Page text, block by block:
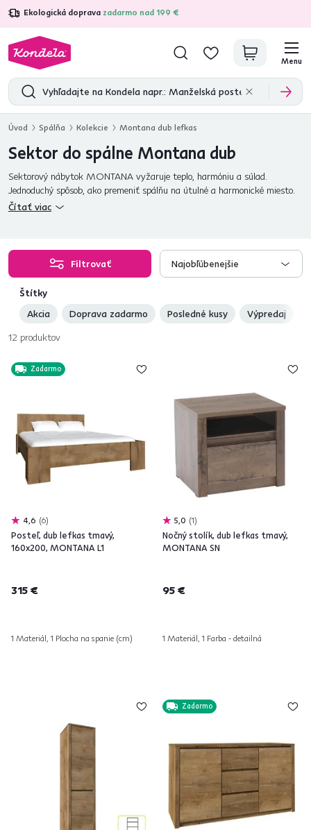
Ekologická doprava zadarmo nad 199 €
4,7 31 285overených produktových recenzií
Menu
Úvod Spálňa Kolekcie Montana dub lefkas
Sektor do spálne Montana dub
Sektorový nábytok MONTANA vyžaruje teplo, harmóniu a súlad.
Jednoduchý spôsob, ako premeniť spálňu na útulné a harmonické miesto.
V prevedení dub lefkas.
Čítať viac
Filtrovať Najobľúbenejšie
Štítky
Akcia
Doprava zadarmo Posledné kusy
Výpredaj
12 produktov
Zadarmo
4,6 6
Posteľ, dub lefkas tmavý,
160x200, MONTANA L1
315 €
1 Materiál, 1 Plocha na spanie (cm)
5,0 1
Nočný stolík, dub lefkas tmavý,
MONTANA SN
95 €
1 Materiál, 1 Farba - detailná
Zadarmo